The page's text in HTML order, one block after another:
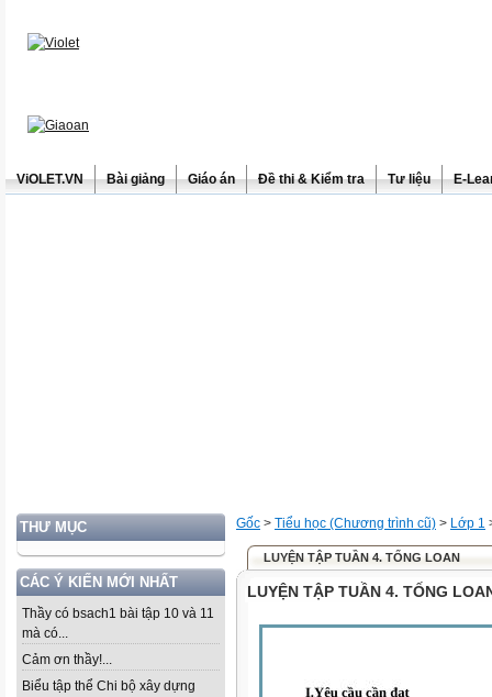
ViOLET.VN Bài giảng Giáo án Đề thi & Kiểm tra Tư liệu E-
THƯ MỤC
CÁC Ý KIẾN MỚI NHẤT
Thầy có bsach1 bài tập 10 và 11
mà có...
Cảm ơn thầy!...
Biểu tập thể Chi bộ xây dựng
Gốc > Tiểu học (Chương trình cũ) > Lớp 1
LUYỆN TẬP TUẦN 4. TỐNG LOAN
LUYỆN TẬP TUẦN 4. TỐNG